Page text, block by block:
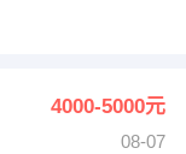
4000-5000元
08-07